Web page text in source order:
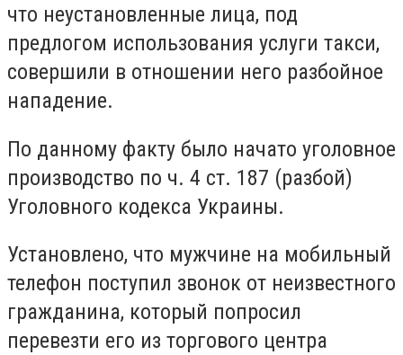
что неустановленные лица, под
предлогом использования услуги такси,
совершили в отношении него разбойное
нападение.
По данному факту было начато уголовное
производство по ч. 4 ст. 187 (разбой)
Уголовного кодекса Украины.
Установлено, что мужчине на мобильный
телефон поступил звонок от неизвестного
гражданина, который попросил
перевезти его из торгового центра